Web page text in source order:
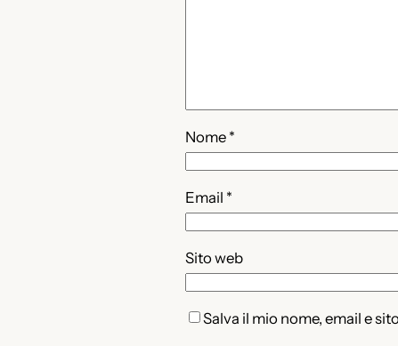
Nome *
Email *
Sito web
Salva il mio nome, email e